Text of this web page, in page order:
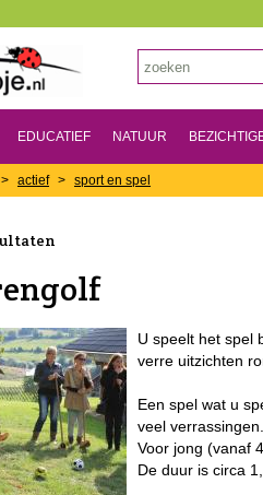
EDUCATIEF NATUUR
> actief > sport en spel
U speelt het spel
verre uitzichten
Een spel wat u
veel verrassingen.
Voor jong (vanaf
De duur is circa